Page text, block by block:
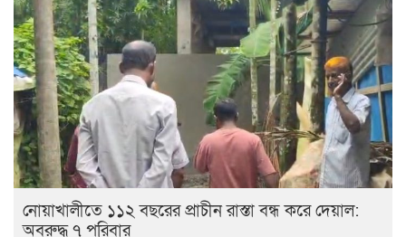
নোয়াখালীতে ১১২ বছরের প্রাচীন রাস্তা বন্ধ করে দেয়াল:
অবরুদ্ধ ৭ পরিবার